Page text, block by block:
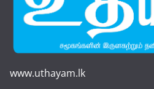
www.uthayam.lk